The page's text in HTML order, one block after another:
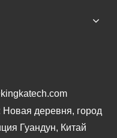
деревня, город
Гуандун, Китай